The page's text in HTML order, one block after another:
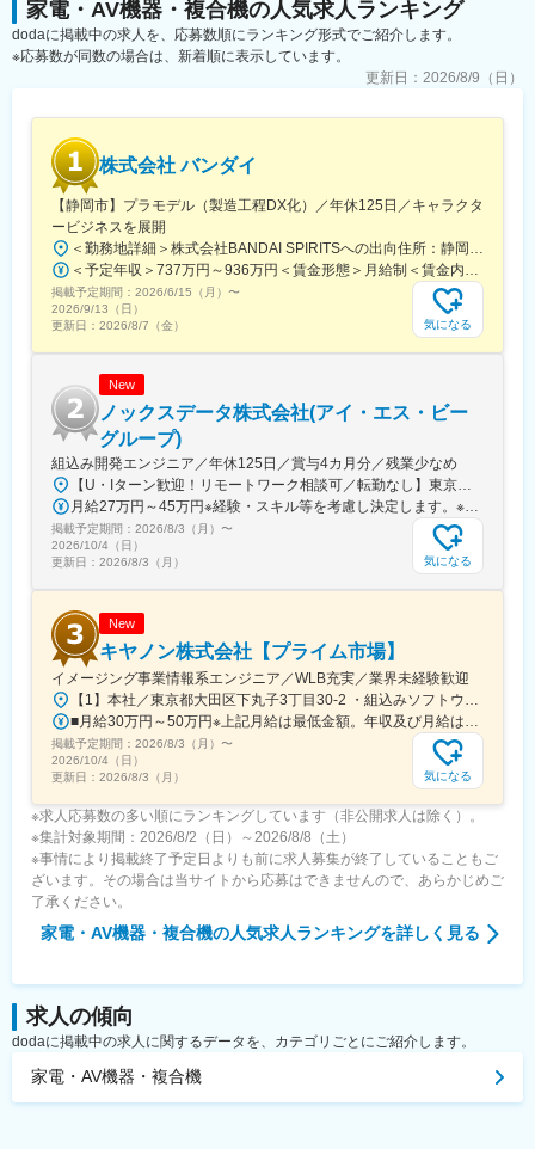
術者のスキルアップに役立つ開発案件を担当しています。成長で
きる環境づくりを続け、技術者一人ひとりのスキルアップをサポ
ートします。
・経験の浅い方が客先へ行く際は、少なくとも2名以上のチームで
就業します。当社の社員と客先に行くので、安心です。
トコース」を選択できます。
家電・AV機器・複合機の人気求人ランキング
dodaに掲載中の求人を、応募数順にランキング形式でご紹介します。
※応募数が同数の場合は、新着順に表示しています。
更新日： 2026/8/9（日）
株式会社 バンダイ
【静岡市】プラモデル（製造工程DX化）／年休125日／キャラクタ
ービジネスを展開
掲載予定期間： 2026/6/15（月） 〜
2026/9/13（日）
更新日： 2026/8/7（金） 気になる
New
ノックスデータ株式会社(アイ・エス・ビー
グループ)
組込み開発エンジニア／年休125日／賞与4カ月分／残業少なめ
掲載予定期間： 2026/8/3（月） 〜
2026/10/4（日）
更新日： 2026/8/3（月） 気になる
New
キヤノン株式会社【プライム市場】
イメージング事業情報系エンジニア／WLB充実／業界未経験歓迎
掲載予定期間： 2026/8/3（月） 〜
2026/10/4（日）
更新日： 2026/8/3（月） 気になる
※求人応募数の多い順にランキングしています（非公開求人は除く）。
※集計対象期間：2026/8/2（日）～2026/8/8（土）
※事情により掲載終了予定日よりも前に求人募集が終了していることもご
ざいます。その場合は当サイトから応募はできませんので、あらかじめご
了承ください。
家電・AV機器・複合機の人気求人ランキングを詳しく見る
求人の傾向
dodaに掲載中の求人に関するデータを、カテゴリごとにご紹介します。
家電・AV機器・複合機